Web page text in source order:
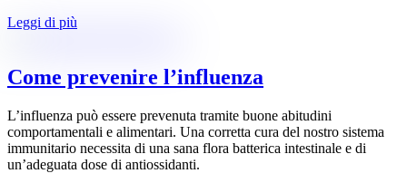
Leggi di più
Come prevenire l’influenza
L’influenza può essere prevenuta tramite buone abitudini
comportamentali e alimentari. Una corretta cura del nostro sistema
immunitario necessita di una sana flora batterica intestinale e di
un’adeguata dose di antiossidanti.